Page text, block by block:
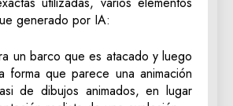
generado por IA:
un barco que es atacado y luego
forma que parece una animación
de dibujos animados, en lugar